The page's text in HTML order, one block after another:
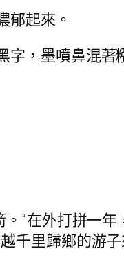
郁起來。
字，墨噴鼻混著
“在外打拼一
千里歸鄉的游